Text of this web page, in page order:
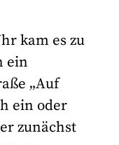
kam es zu
ein
„Auf
ein oder
zunächst